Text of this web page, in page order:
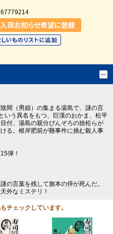
間（男娼）の集まる湯島で、謎の言
いう異名をもつ、巨漢のおかま、松平
付、湯島の親分ぴんぞろの捨松らが
る。根岸肥前が難事件に挑む殺人事
弾！
の言葉を残して旗本の倅が死んだ。
外なミステリ！
チェックしています。